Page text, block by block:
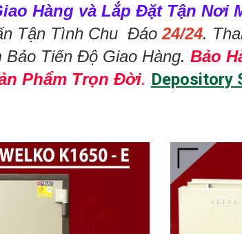
Hàng và Lắp Đặt Tận Nơi
Tận Tình Chu Đáo 24/24.
Tiến Độ Giao Hàng. Bảo
Phẩm Trọn Đời. Depository